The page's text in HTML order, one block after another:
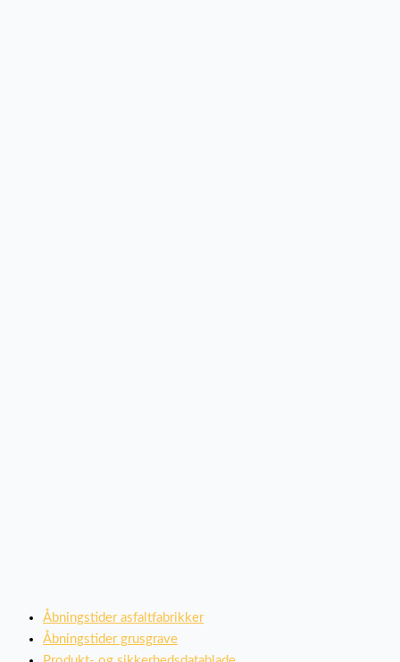
Åbningstider asfaltfabrikker
Åbningstider grusgrave